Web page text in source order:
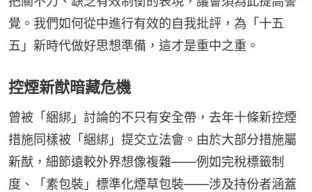
覺。我們如何從中進行有效的自我批評，為「十五
五」新時代做好思想準備，這才是重中之重。
控煙新猷暗藏危機
曾被「綑綁」討論的不只有安全帶，去年十條新控煙
措施同樣被「綑綁」提交立法會。由於大部分措施屬
新猷，細節遠較外界想像複雜——例如完稅標籤制
度、「素包裝」標準化煙草包裝——涉及持份者涵蓋